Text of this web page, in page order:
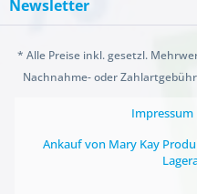
Newsletter
* Alle Preise inkl. gesetzl.
Nachnahme- oder
Impressum
Ankauf von Mary Kay